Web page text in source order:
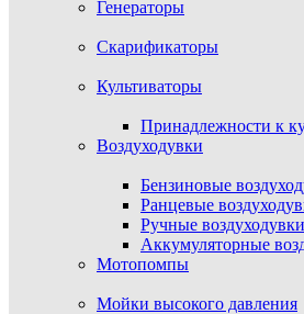
Генераторы
Скарификаторы
Культиваторы
Принадлежности к
Воздуходувки
Бензиновые
Ранцевые
Ручные воздуходувки
Аккумуляторные
Мотопомпы
Мойки высокого давления